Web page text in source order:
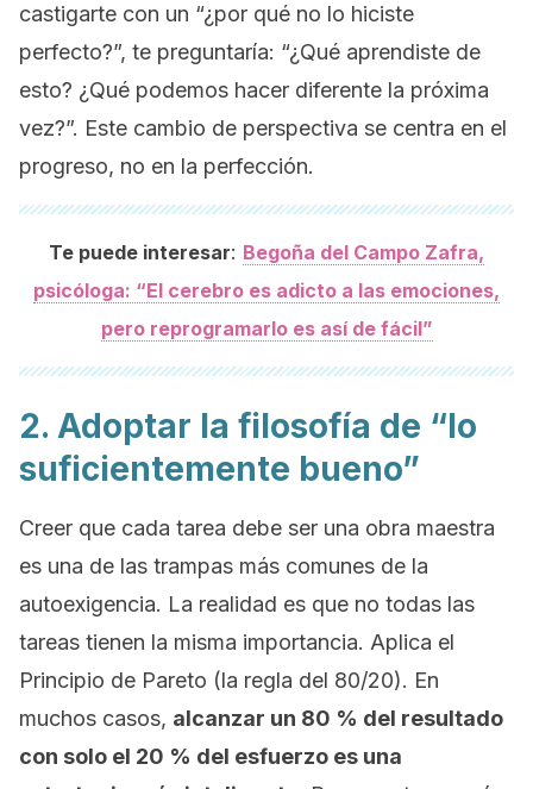
castigarte con un “¿por qué no lo hiciste
perfecto?”, te preguntaría: “¿Qué aprendiste de
esto? ¿Qué podemos hacer diferente la próxima
vez?”. Este cambio de perspectiva se centra en el
progreso, no en la perfección.
Te puede interesar: Begoña del Campo Zafra,
psicóloga: “El cerebro es adicto a las emociones,
pero reprogramarlo es así de fácil”
2. Adoptar la filosofía de “lo
suficientemente bueno”
Creer que cada tarea debe ser una obra maestra
es una de las trampas más comunes de la
autoexigencia. La realidad es que no todas las
tareas tienen la misma importancia. Aplica el
Principio de Pareto (la regla del 80/20). En
muchos casos, alcanzar un 80 % del resultado
con solo el 20 % del esfuerzo es una